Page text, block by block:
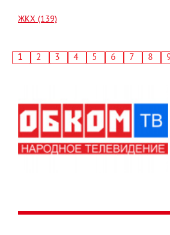
ЖКХ (139)
Текущая
1 Страница
2 Страница
3 Страница
4 Страница
5 Страница
6 Страница
7 8